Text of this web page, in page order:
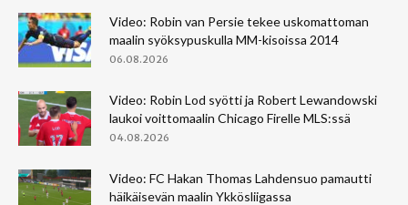
Video: Robin van Persie tekee uskomattoman
maalin syöksypuskulla MM-kisoissa 2014
06.08.2026
Video: Robin Lod syötti ja Robert Lewandowski
laukoi voittomaalin Chicago Firelle MLS:ssä
04.08.2026
Video: FC Hakan Thomas Lahdensuo pamautti
häikäisevän maalin Ykkösliigassa